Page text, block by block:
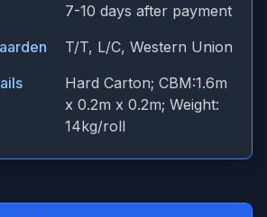
7-10 days after payment
T/T, L/C, Western Union
Hard Carton; CBM:1.6m
x 0.2m x 0.2m; Weight:
14kg/roll